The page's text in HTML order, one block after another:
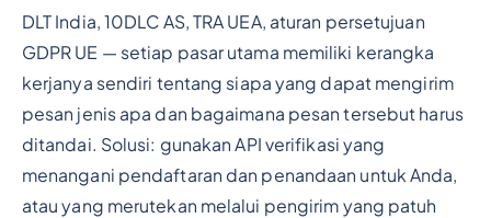
DLT India, 10DLC AS, TRA UEA, aturan persetujuan
GDPR UE — setiap pasar utama memiliki kerangka
kerjanya sendiri tentang siapa yang dapat mengirim
pesan jenis apa dan bagaimana pesan tersebut harus
ditandai. Solusi: gunakan API verifikasi yang
menangani pendaftaran dan penandaan untuk Anda,
atau yang merutekan melalui pengirim yang patuh